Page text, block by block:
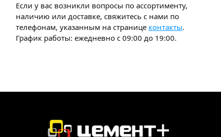
Если у вас возникли вопросы по ассортименту,
наличию или доставке, свяжитесь с нами по
телефонам, указанным на странице контакты.
График работы: ежедневно с 09:00 до 19:00.